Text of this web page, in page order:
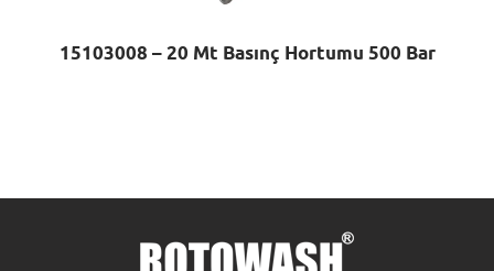
15103008 – 20 Mt Basınç Hortumu 500 Bar